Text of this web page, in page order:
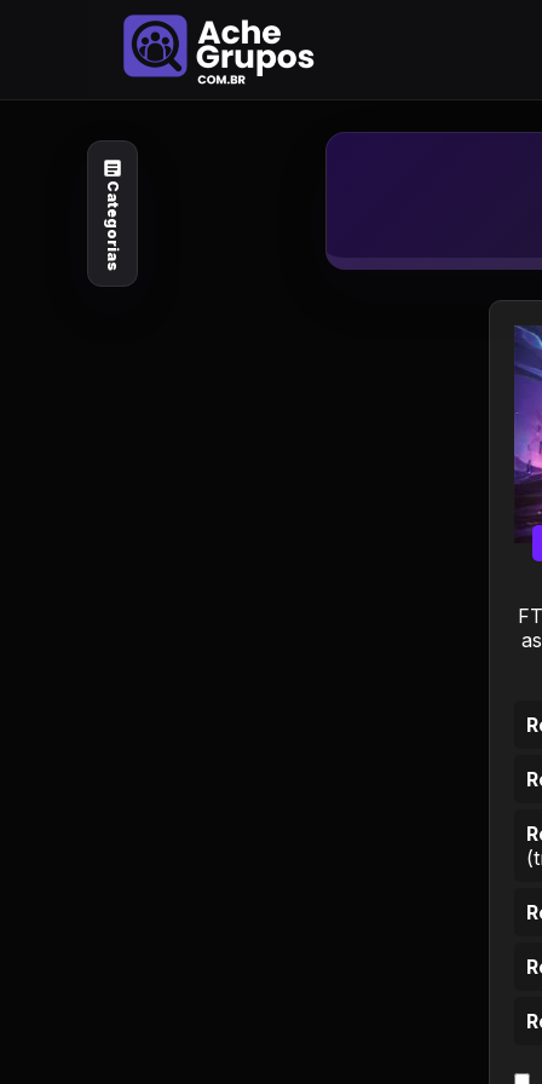
Explore por
assunto
Animais e Natureza
Arte e Design
Categorias